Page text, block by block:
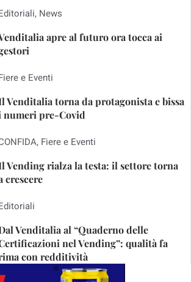
, News
apre al futuro ora tocca ai
e Eventi
Venditalia torna da protagonista e bissa
numeri pre-Covid
, Fiere e Eventi
Vending rialza la testa: il settore torna
crescere
Venditalia al “Quaderno delle
nel Vending”: qualità fa
con redditività